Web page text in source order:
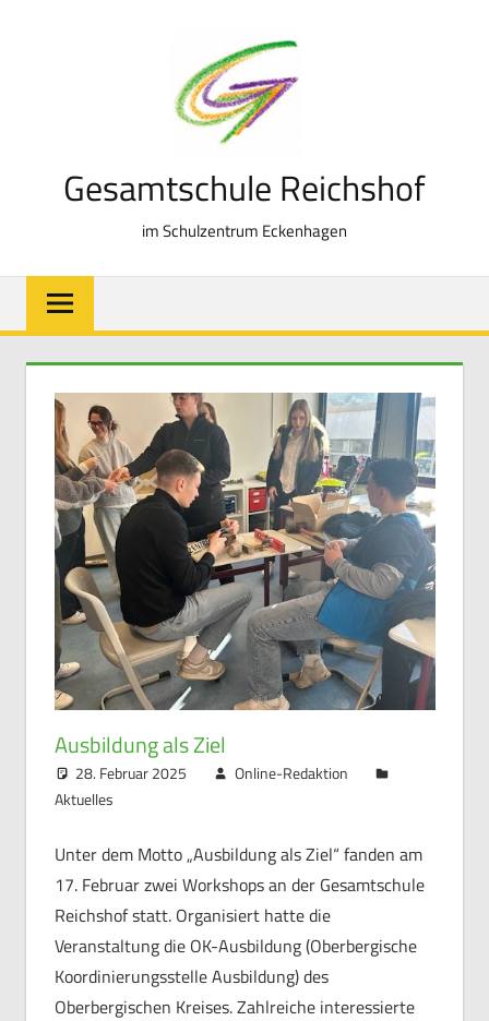
Gesamtschule Reichshof
im Schulzentrum Eckenhagen
Ausbildung als Ziel
28. Februar 2025
Online-Redaktion
Aktuelles
Unter dem Motto „Ausbildung als Ziel“ fanden am
17. Februar zwei Workshops an der Gesamtschule
Reichshof statt. Organisiert hatte die
Veranstaltung die OK-Ausbildung (Oberbergische
Koordinierungsstelle Ausbildung) des
Oberbergischen Kreises. Zahlreiche interessierte